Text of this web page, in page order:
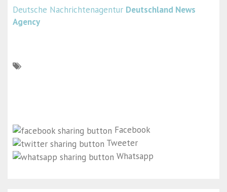
Deutsche Nachrichtenagentur Deutschland News
Agency
Facebook
Tweeter
Whatsapp